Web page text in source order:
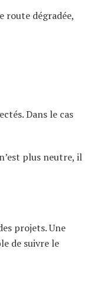
route dégradée,
Dans le cas
plus neutre, il
projets. Une
de suivre le